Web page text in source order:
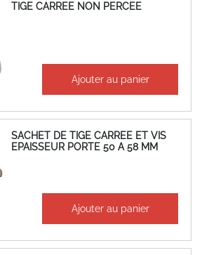
TIGE CARREE NON PERCEE
Ajouter au panier
SACHET DE TIGE CARREE ET VIS
EPAISSEUR PORTE 50 A 58 MM
Ajouter au panier